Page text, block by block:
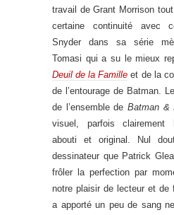
travail de Grant Morrison
certaine continuité avec
Snyder dans sa série
Tomasi qui a su le mieux
Deuil de la Famille et de la
de l’entourage de Batman.
de l’ensemble de Batman &
visuel, parfois clairement
abouti et original. Nul
dessinateur que Patrick
frôler la perfection par
notre plaisir de lecteur et de
a apporté un peu de sang